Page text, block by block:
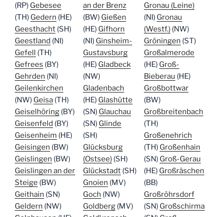
(RP) Gebesee
(TH) Gedern (HE)
Geesthacht (SH)
Geestland (NI)
Gefell (TH)
Gefrees (BY)
Gehrden (NI)
Geilenkirchen
(NW) Geisa (TH)
Geiselhöring (BY)
Geisenfeld (BY)
Geisenheim (HE)
Geisingen (BW)
Geislingen (BW)
Geislingen an der
Steige (BW)
Geithain (SN)
Geldern (NW)
an der Brenz
(BW) Gießen
(HE) Gifhorn
(NI) Ginsheim-
Gustavsburg
(HE) Gladbeck
(NW)
Gladenbach
(HE) Glashütte
(SN) Glauchau
(SN) Glinde
(SH)
Glücksburg
(Ostsee)(SH)
Glückstadt(SH)
Gnoien (MV)
Goch (NW)
Goldberg(MV)
Gronau (Leine)
(NI) Gronau
(Westf.)(NW)
Gröningen (ST)
Großalmerode
(HE) Groß-
Bieberau (HE)
Großbottwar
(BW)
Großbreitenbach
(TH)
Großenehrich
(TH) Großenhain
(SN) Groß-Gerau
(HE) Großräschen
(BB)
Großröhrsdorf
(SN) Großschirma